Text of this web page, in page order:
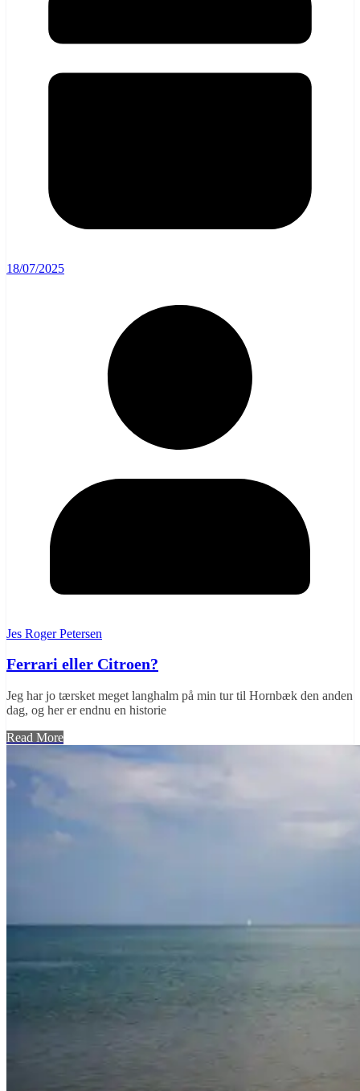
18/07/2025
Jes Roger Petersen
Ferrari eller Citroen?
Jeg har jo tærsket meget langhalm på min tur til Hornbæk den anden
dag, og her er endnu en historie
Read More